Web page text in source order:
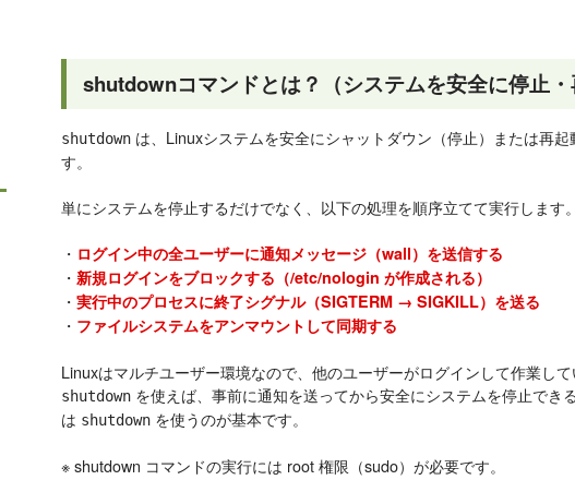
shutdownコマンドとは？（システムを安全に停止・
shutdown は、Linuxシステムを安全にシャットダウン（停止）または再
す。
単にシステムを停止するだけでなく、以下の処理を順序立てて実行します。
・ ログイン中の全ユーザーに通知メッセージ（wall）を送信する
・ 新規ログインをブロックする（/etc/nologin が作成される）
・ 実行中のプロセスに終了シグナル（SIGTERM → SIGKILL）を送る
・ ファイルシステムをアンマウントして同期する
Linuxはマルチユーザー環境なので、他のユーザーがログインして作業して
shutdown を使えば、事前に通知を送ってから安全にシステムを停止でき
は shutdown を使うのが基本です。
※ shutdown コマンドの実行には root 権限（sudo）が必要です。